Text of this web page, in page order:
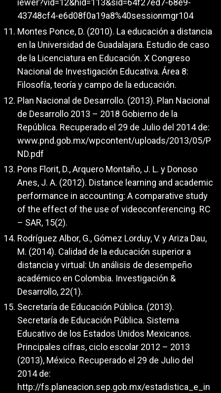
iewer?vid=12&hid=113&sid=64f27ed7-68e9-
43748cf4-e6d08f0a19a8%40sessionmgr104
Montes Ponce, D. (2010). La educación a distancia
en la Universidad de Guadalajara. Estudio de caso
de la Licenciatura en Educación. X Congreso
Nacional de Investigación Educativa. Área 8:
Filosofía, teoría y campo de la educación.
Plan Nacional de Desarrollo. (2013). Plan Nacional
de Desarrollo 2013 – 2018 Gobierno de la
República. Recuperado el 29 de Julio del 2014 de:
www.pnd.gob.mx/wpcontent/uploads/2013/05/P
ND.pdf
Pons Florit, D., Arquero Montaño, J. L. y Donoso
Anes, J. A. (2012). Distance learning and academic
performance in accounting: A comparative study
of the effect of the use of videoconferencing. RC
– SAR, 15(2).
Rodríguez Albor, G., Gómez Lorduy, V. y Ariza Dau,
M. (2014). Calidad de la educación superior a
distancia y virtual: Un análisis de desempeño
académico en Colombia. Investigación &
Desarrollo, 22(1).
Secretaría de Educación Pública. (2013).
Secretaría de Educación Pública. Sistema
Educativo de los Estados Unidos Mexicanos.
Principales cifras, ciclo escolar 2012 – 2013
(2013), México. Recuperado el 29 de Julio del
2014 de:
http://fs.planeacion.sep.gob.mx/estadistica_e_in